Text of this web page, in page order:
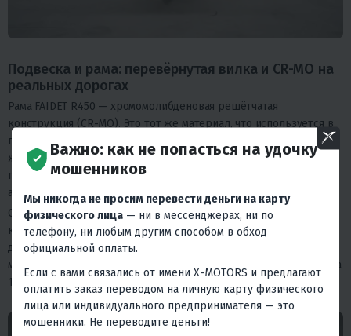
Подвеска и рама: перевёрнутая вилка и CR-MO на
реальных дорогах
Рама FAIDET R450 — хромомолибденовая решётчатая
конструкция (CR-MO). Это тот же материал, что используется в
профессиональных кроссовых и гоночных мотоциклах: лёгкая,
жёсткая, хорошо гасит вибрации и — что важно в долгосрочной
перспективе — ремонтопригодна в любом сервисе. Не
алюминий с ценником на сварку, а честный металл.
Спереди — перевёрнутая телескопическая вилка. В отличие от
классической, она жёстче, точнее передаёт обратную связь от
дороги и меньше «ныряет» при резком торможении. Сзади —
моноамортизатор, стандарт для спортивных мотоциклов. Колёса
17/17 — спортивный типоразмер с отличным выбором резины.
Важно: как не попасться на удочку
мошенников
Мы никогда не просим перевести деньги на карту
физического лица — ни в мессенджерах, ни по
телефону, ни любым другим способом в обход
официальной оплаты.
Если с вами связались от имени X-MOTORS и предлагают
оплатить заказ переводом на личную карту физического
лица или индивидуального предпринимателя — это
мошенники. Не переводите деньги!